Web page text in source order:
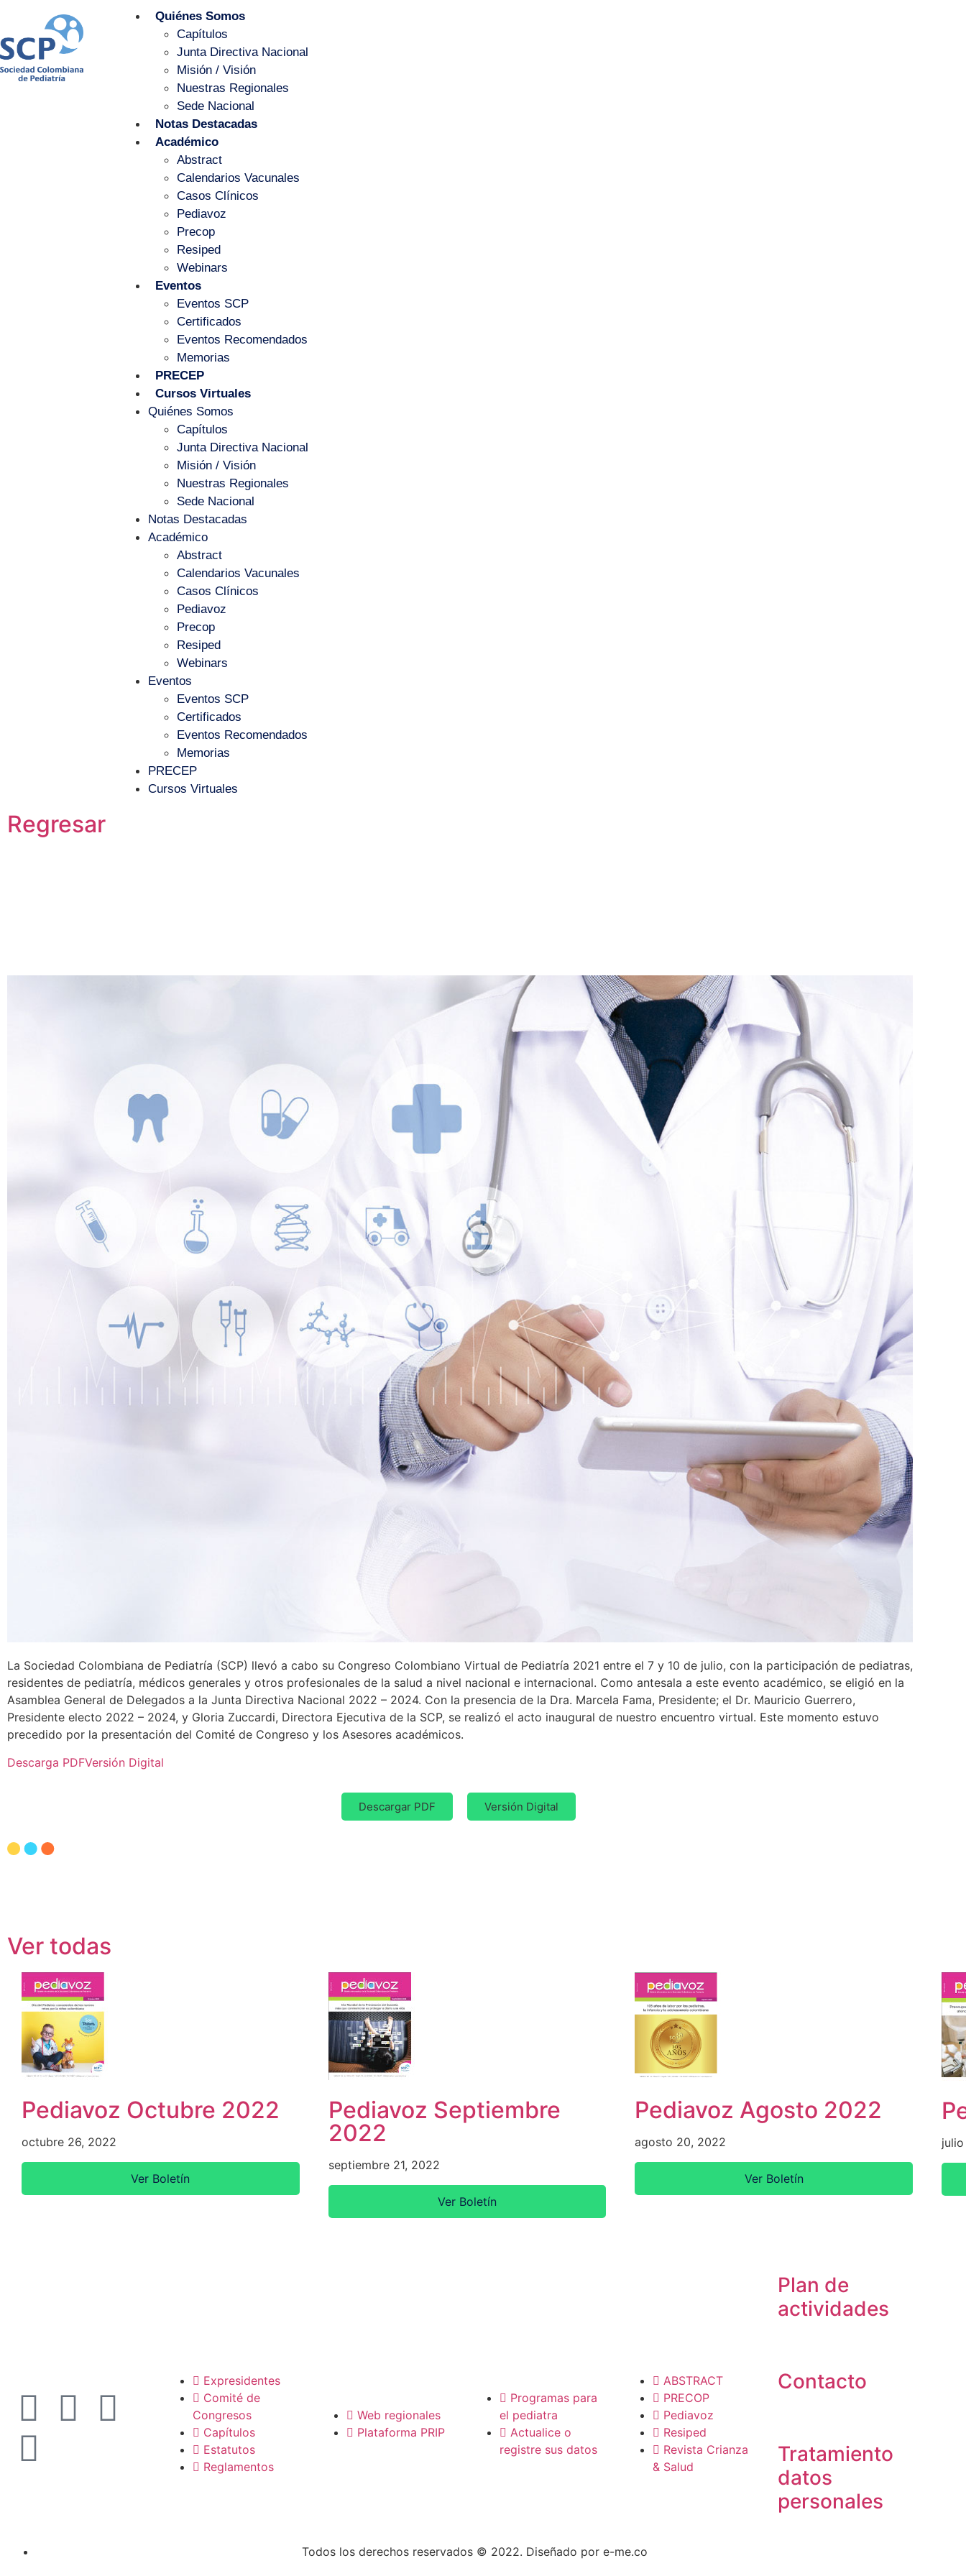
Quiénes Somos
Capítulos
Junta Directiva Nacional
Misión / Visión
Nuestras Regionales
Sede Nacional
Notas Destacadas
Académico
Abstract
Calendarios Vacunales
Casos Clínicos
Pediavoz
Precop
Resiped
Webinars
Eventos
Eventos SCP
Certificados
Eventos Recomendados
Memorias
PRECEP
Cursos Virtuales
Quiénes Somos
Capítulos
Junta Directiva Nacional
Misión / Visión
Nuestras Regionales
Sede Nacional
Notas Destacadas
Académico
Abstract
Calendarios Vacunales
Casos Clínicos
Pediavoz
Precop
Resiped
Webinars
Eventos
Eventos SCP
Certificados
Eventos Recomendados
Memorias
PRECEP
Cursos Virtuales
Regresar
La Sociedad Colombiana de Pediatría (SCP) llevó a cabo su Congreso Colombiano Virtual de Pediatría 2021 entre el 7 y 10 de julio, con la participación de pediatras,
residentes de pediatría, médicos generales y otros profesionales de la salud a nivel nacional e internacional. Como antesala a este evento académico, se eligió en la
Asamblea General de Delegados a la Junta Directiva Nacional 2022 – 2024. Con la presencia de la Dra. Marcela Fama, Presidente; el Dr. Mauricio Guerrero,
Presidente electo 2022 – 2024, y Gloria Zuccardi, Directora Ejecutiva de la SCP, se realizó el acto inaugural de nuestro encuentro virtual. Este momento estuvo
precedido por la presentación del Comité de Congreso y los Asesores académicos.
Descarga PDFVersión Digital
Descargar PDF Versión Digital
Ver todas
Pediavoz Octubre 2022
octubre 26, 2022
Ver Boletín
Pediavoz Septiembre
2022
septiembre 21, 2022
Ver Boletín
Pediavoz Agosto 2022
agosto 20, 2022
Ver Boletín
Expresidentes
Comité de
Congresos
Capítulos
Estatutos
Reglamentos
Web regionales
Plataforma PRIP
Programas para
el pediatra
Actualice o
registre sus datos
ABSTRACT
PRECOP
Pediavoz
Resiped
Revista Crianza
& Salud
Plan de
actividades
Contacto
Tratamiento
datos
personales
Todos los derechos reservados © 2022. Diseñado por e-me.co